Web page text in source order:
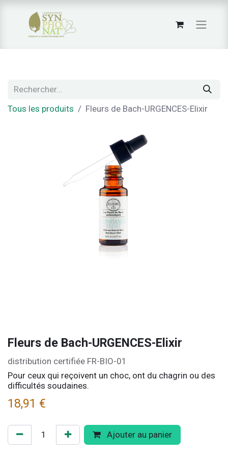
Tous les produits Fleurs de Bach-URGENCES-Elixir
Fleurs de Bach-URGENCES-Elixir
distribution certifiée FR-BIO-01
Pour ceux qui reçoivent un choc, ont du chagrin ou des
difficultés soudaines.
18,91 €
Ajouter au panier